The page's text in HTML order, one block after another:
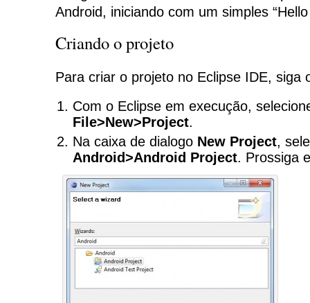
Android, iniciando com um simples
Criando o projeto
Para criar o projeto no Eclipse IDE, siga
Com o Eclipse em execução,
File>New>Project.
Na caixa de dialogo New Project,
Android>Android Project. Prossiga